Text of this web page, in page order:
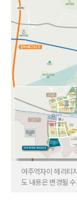
여주역자이 헤리티
도 내용은 변경될